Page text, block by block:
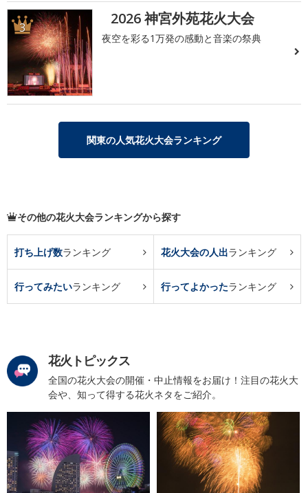
3 2026 神宮外苑花火大会
夜空を彩る1万発の感動と音楽の祭典
関東の人気花火大会ランキング
その他の花火大会ランキングから探す
打ち上げ数ランキング 花火大会の人出ランキング
行ってみたいランキング 行ってよかったランキング
花火トピックス
全国の花火大会の開催・中止情報をお届け！注目の花火大
会や、知って得する花火ネタをご紹介。